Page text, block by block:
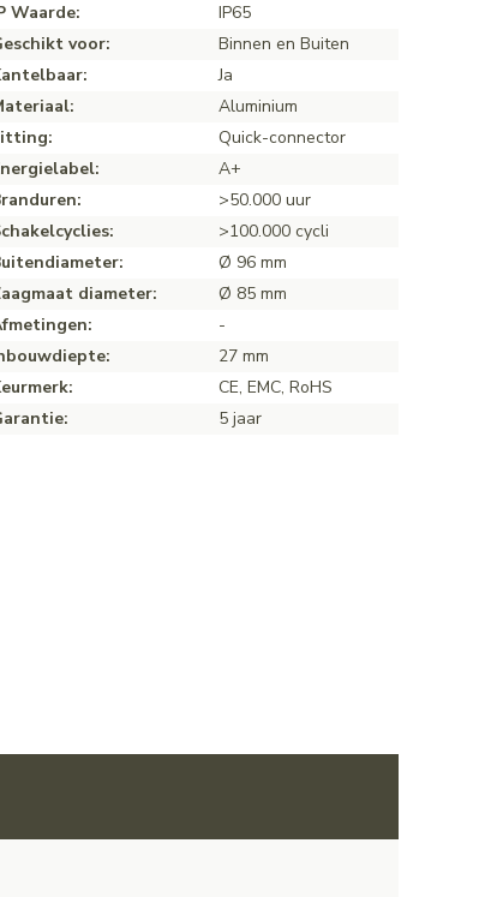
Waarde:
IP65
voor:
Binnen en Buiten
Ja
Aluminium
Quick-connector
A+
>50.000 uur
>100.000 cycli
Ø 96 mm
diameter:
Ø 85 mm
-
27 mm
CE, EMC, RoHS
5 jaar